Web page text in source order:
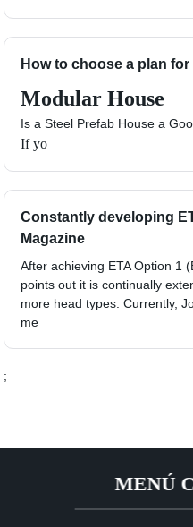
How to choose a plan
Modular House
Is a Steel Prefab House a
If yo
Constantly developing
Magazine
After achieving ETA Option 1
points out it is continually
more head types. Currently,
me
;
MENÚ